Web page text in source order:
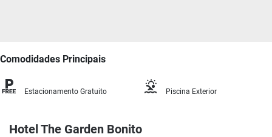
Hotel The Garden Bonito
Comodidades Principais
Estacionamento Gratuito Piscina Exterior